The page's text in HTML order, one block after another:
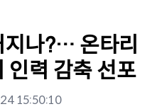
지나?… 온타리
인력 감축 선포
15:50:10